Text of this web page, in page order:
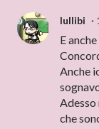
lullibi
E
Anche
Adesso
che